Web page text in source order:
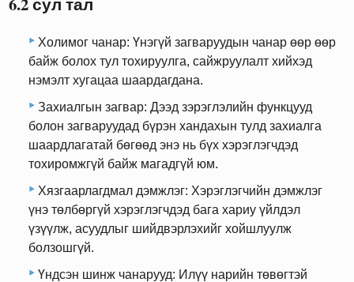
Холимог чанар: Үнэгүй загваруудын чанар өөр өөр
байж болох тул тохируулга, сайжруулалт хийхэд
нэмэлт хугацаа шаардагдана.
Захиалгын загвар: Дээд зэрэглэлийн функцууд
болон загваруудад бүрэн хандахын тулд захиалга
шаардлагатай бөгөөд энэ нь бүх хэрэглэгчдэд
тохиромжгүй байж магадгүй юм.
Хязгаарлагдмал дэмжлэг: Хэрэглэгчийн дэмжлэг
үнэ төлбөргүй хэрэглэгчдэд бага хариу үйлдэл
үзүүлж, асуудлыг шийдвэрлэхийг хойшлуулж
болзошгүй.
Үндсэн шинж чанарууд: Илүү нарийн төвөгтэй